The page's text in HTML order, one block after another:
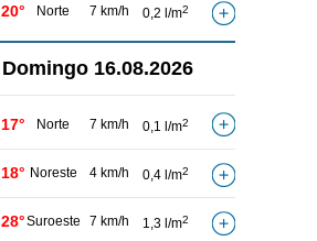
20° Norte 7 km/h 0,2 l/m2
Domingo 16.08.2026
17° Norte 7 km/h 0,1 l/m2
18° Noreste 4 km/h 0,4 l/m2
28°Suroeste 7 km/h 1,3 l/m2